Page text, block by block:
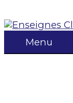
au
contenu
Menu
Menu